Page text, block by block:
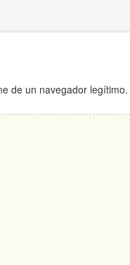
de un navegador legítimo.